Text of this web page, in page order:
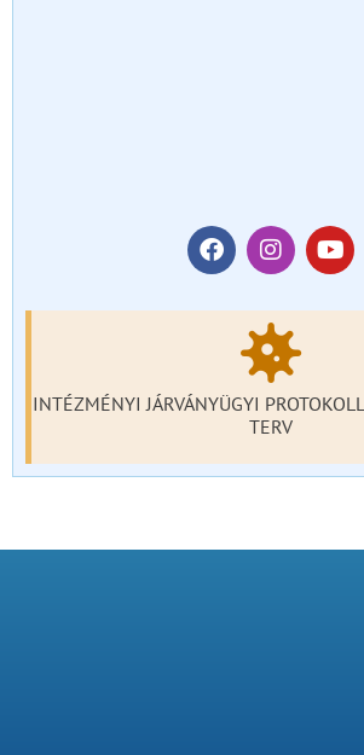
INTÉZMÉNYI JÁRVÁNYÜGYI
TERV